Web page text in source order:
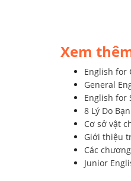
Xem
English for
General
English for
8 Lý Do
Cơ sở vật
Giới thiệu
Các
Junior